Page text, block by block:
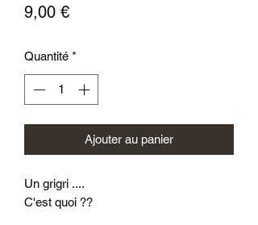
9,00 €Prix
Quantité *
Ajouter au panier
Un grigri ....
C'est quoi ??